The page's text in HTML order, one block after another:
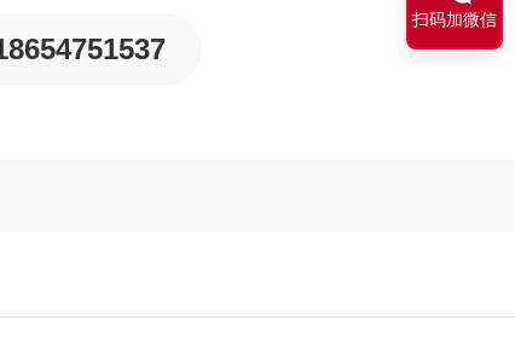
扫码加微信